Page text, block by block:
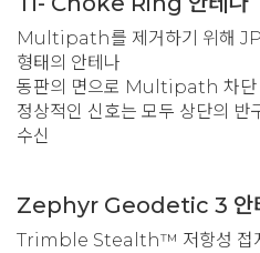
Multipath를 제거하기 위해
형태의 안테나
동판의 면으로 Multipath 차단
정상적인 신호는 모두 상단의 반
수신
Zephyr Geodetic 3 안
Trimble Stealth™ 저항성 접지